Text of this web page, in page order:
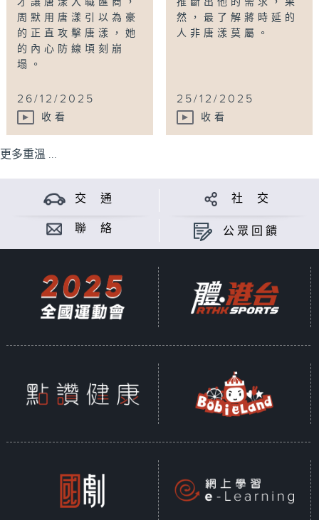
才讓唐漾入職匯商，
周默用唐漾引以為豪
的正直攻擊唐漾，她
的內心防線頃刻崩
塌。
26/12/2025
收看
推斷出他的需求，果
然，最了解蔣時延的
人非唐漾莫屬。
25/12/2025
收看
更多重溫 ...
交 通 社 交
聯 絡 公眾回饋